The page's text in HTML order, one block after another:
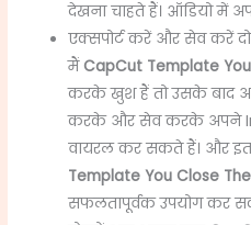
देखना चाहते हैं। ऑडियो में
एक्सपोर्ट करें और सेव करें
मैं CapCut Template
करके खुश हैं तो उसके बाद
करके और सेव करके अपने
वायरल कर सकते हैं। और
Template You Close
सफलतापूर्वक उपयोग कर